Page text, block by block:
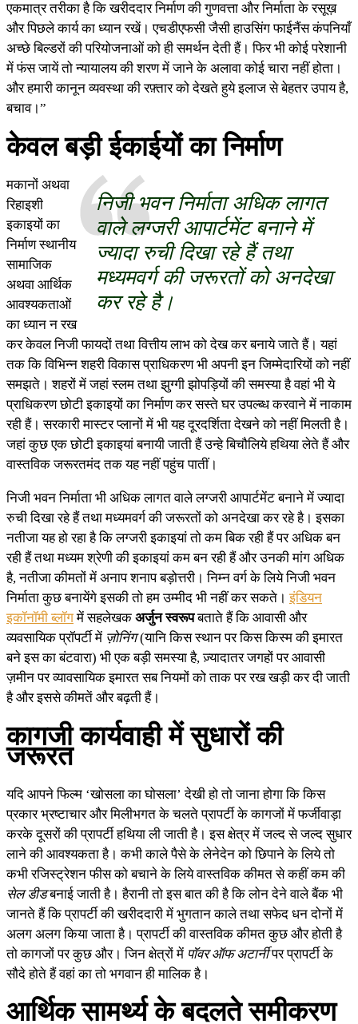
एकमात्र तरीका है कि खरीददार निर्माण की गुणवत्ता और निर्माता के रसूख़
और पिछले कार्य का ध्यान रखें। एचडीएफसी जैसी हाउसिंग फाईनैंस कंपनियाँ
अच्छे बिल्डरों की परियोजनाओं को ही समर्थन देती हैं। फिर भी कोई परेशानी
में फंस जायें तो न्यायालय की शरण में जाने के अलावा कोई चारा नहीं होता।
और हमारी कानून व्यवस्था की रफ़्तार को देखते हुये इलाज से बेहतर उपाय है,
बचाव।”
केवल बड़ी ईकाईयों का निर्माण
निजी भवन निर्माता अधिक लागत
वाले लग्जरी आपार्टमेंट बनाने में
ज्यादा रुची दिखा रहे हैं तथा
मध्यमवर्ग की जरूरतों को अनदेखा
कर रहे है।
मकानों अथवा
रिहाइशी
इकाइयों का
निर्माण स्थानीय
सामाजिक
अथवा आर्थिक
आवश्यकताओं
का ध्यान न रख
कर केवल निजी फायदों तथा वित्तीय लाभ को देख कर बनाये जाते हैं। यहां
तक कि विभिन्न शहरी विकास प्राधिकरण भी अपनी इन जिम्मेदारियों को नहीं
समझते। शहरों में जहां स्लम तथा झुग्गी झोपड़ियों की समस्या है वहां भी ये
प्राधिकरण छोटी इकाइयों का निर्माण कर सस्ते घर उपल्ब्ध करवाने में नाकाम
रही हैं। सरकारी मास्टर प्लानों में भी यह दूरदर्शिता देखने को नहीं मिलती है।
जहां कुछ एक छोटी इकाइयां बनायी जाती हैं उन्हे बिचौलिये हथिया लेते हैं और
वास्तविक जरूरतमंद तक यह नहीं पहुंच पातीं।
निजी भवन निर्माता भी अधिक लागत वाले लग्जरी आपार्टमेंट बनाने में ज्यादा
रुची दिखा रहे हैं तथा मध्यमवर्ग की जरूरतों को अनदेखा कर रहे है। इसका
नतीजा यह हो रहा है कि लग्जरी इकाइयां तो कम बिक रही हैं पर अधिक बन
रही हैं तथा मध्यम श्रेणी की इकाइयां कम बन रही हैं और उनकी मांग अधिक
है, नतीजा कीमतों में अनाप शनाप बड़ोत्तरी। निम्न वर्ग के लिये निजी भवन
निर्माता कुछ बनायेंगे इसकी तो हम उम्मीद भी नहीं कर सकते।इंडियन
इकॉनॉमी ब्लॉगमें सहलेखक अर्जुन स्वरूपबताते हैं कि आवासी और
व्यवसायिक प्रॉपर्टी में ज़ोनिंग(यानि किस स्थान पर किस किस्म की इमारत
बने इस का बंटवारा) भी एक बड़ी समस्या है, ज़्यादातर जगहों पर आवासी
ज़मीन पर व्यावसायिक इमारत सब नियमों को ताक पर रख खड़ी कर दी जाती
है और इससे कीमतें और बढ़ती हैं।
कागजी कार्यवाही में सुधारों की
जरूरत
यदि आपने फिल्म ‘खोसला का घोसला’ देखी हो तो जाना होगा कि किस
प्रकार भ्रष्टाचार और मिलीभगत के चलते प्रापर्टी के कागजों में फर्जीवाड़ा
करके दूसरों की प्रापर्टी हथिया ली जाती है। इस क्षेत्र में जल्द से जल्द सुधार
लाने की आवश्यकता है। कभी काले पैसे के लेनेदेन को छिपाने के लिये तो
कभी रजिस्ट्रेशन फीस को बचाने के लिये वास्तविक कीमत से कहीं कम की
सेल डीडबनाई जाती है। हैरानी तो इस बात की है कि लोन देने वाले बैंक भी
जानते हैं कि प्रापर्टी की खरीददारी में भुगतान काले तथा सफेद धन दोनों में
अलग अलग किया जाता है। प्रापर्टी की वास्तविक कीमत कुछ और होती है
तो कागजों पर कुछ और। जिन क्षेत्रों में पॉवर ऑफ अटार्नीपर प्रापर्टी के
सौदे होते हैं वहां का तो भगवान ही मालिक है।
आर्थिक सामर्थ्य के बदलते समीकरण